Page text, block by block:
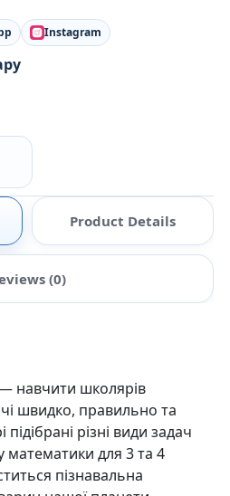
Instagram
Product Details
(0)
навчити школярів
швидко, правильно та
різні види задач
математики для 3 та 4
пізнавальна